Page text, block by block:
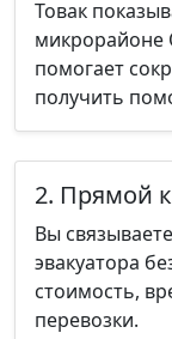
Товак
микрорайоне
помогает
получить
2. Прямой
Вы
эвакуатора
стоимость,
перевозки.